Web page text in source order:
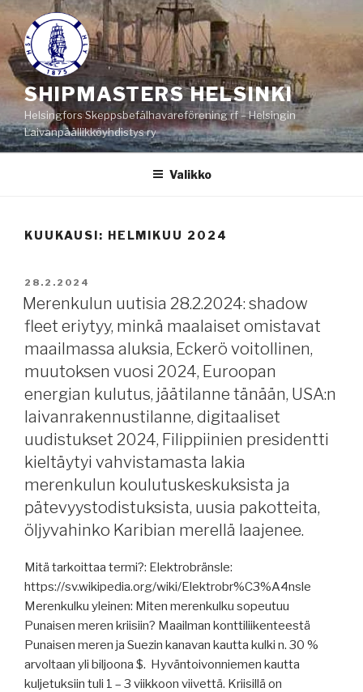
Siirry
sisältöön
SHIPMASTERS HELSINKI
Helsingfors Skeppsbefälhavareförening rf – Helsingin
Laivanpäällikköyhdistys ry
Valikko
KUUKAUSI: HELMIKUU 2024
JULKAISTU
28.2.2024
Merenkulun uutisia 28.2.2024: shadow
fleet eriytyy, minkä maalaiset omistavat
maailmassa aluksia, Eckerö voitollinen,
muutoksen vuosi 2024, Euroopan
energian kulutus, jäätilanne tänään, USA:n
laivanrakennustilanne, digitaaliset
uudistukset 2024, Filippiinien presidentti
kieltäytyi vahvistamasta lakia
merenkulun koulutuskeskuksista ja
pätevyystodistuksista, uusia pakotteita,
öljyvahinko Karibian merellä laajenee.
Mitä tarkoittaa termi?: Elektrobränsle:
https://sv.wikipedia.org/wiki/Elektrobr%C3%A4nsle
Merenkulku yleinen: Miten merenkulku sopeutuu
Punaisen meren kriisiin? Maailman konttiliikenteestä
Punaisen meren ja Suezin kanavan kautta kulki n. 30 %
arvoltaan yli biljoona $. Hyväntoivonniemen kautta
kuljetuksiin tuli 1 – 3 viikkoon viivettä. Kriisillä on